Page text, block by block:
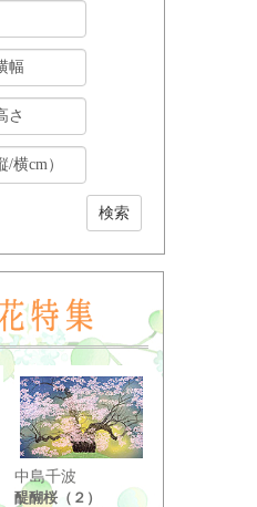
中島千波
醍醐桜（２）